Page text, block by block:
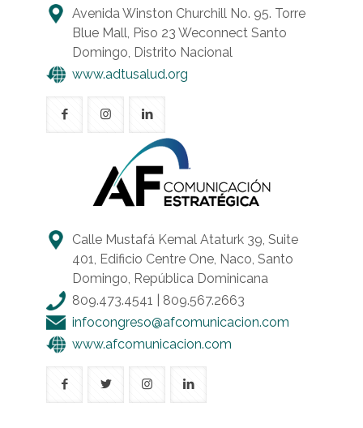
Avenida Winston Churchill No. 95. Torre
Blue Mall, Piso 23 Weconnect Santo
Domingo, Distrito Nacional
www.adtusalud.org
Calle Mustafá Kemal Ataturk 39, Suite
401, Edificio Centre One, Naco, Santo
Domingo, República Dominicana
809.473.4541
809.567.2663
infocongreso@afcomunicacion.com
www.afcomunicacion.com